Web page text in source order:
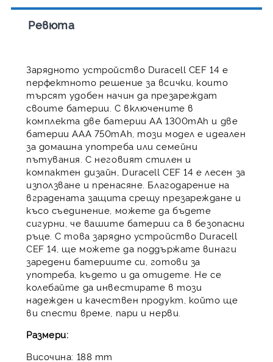
Ревюта
Зарядното устройство Duracell CEF 14 е
перфектното решение за всички, които
търсят удобен начин да презареждат
своите батерии. С включените в
комплекта две батерии AA 1300mAh и две
батерии AAA 750mAh, този модел е идеален
за домашна употреба или семейни
пътувания. С неговият стилен и
компактен дизайн, Duracell CEF 14 е лесен за
използване и пренасяне. Благодарение на
вградената защита срещу презареждане и
късо съединение, можете да бъдете
сигурни, че вашите батерии са в безопасни
ръце. С това зарядно устройство Duracell
CEF 14, ще можете да поддържате винаги
заредени батериите си, готови за
употреба, където и да отидете. Не се
колебайте да инвестирате в този
надежден и качествен продукт, който ще
ви спести време, пари и нерви.
Размери:
Височина: 188 mm